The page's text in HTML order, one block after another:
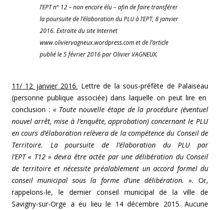
l’EPT n° 12 – non encore élu – afin de faire transférer
la poursuite de l’élaboration du PLU à l’EPT, 8 janvier
2016. Extraite du site Internet
www.oliviervagneux.wordpress.com et de l’article
publié le 5 février 2016 par Olivier VAGNEUX.
11/ 12 janvier 2016. Lettre de la sous-préfète de Palaiseau
(personne publique associée) dans laquelle on peut lire en
conclusion : « Toute nouvelle étape de la procédure (éventuel
nouvel arrêt, mise à l’enquête, approbation) concernant le PLU
en cours d’élaboration relèvera de la compétence du Conseil de
Territoire. La poursuite de l’élaboration du PLU par
l’EPT « T12 » devra être actée par une délibération du Conseil
de territoire et nécessite préalablement un accord formel du
conseil municipal sous la forme d’une délibération. ». Or,
rappelons-le, le dernier conseil municipal de la ville de
Savigny-sur-Orge a eu lieu le 14 décembre 2015. Aucune